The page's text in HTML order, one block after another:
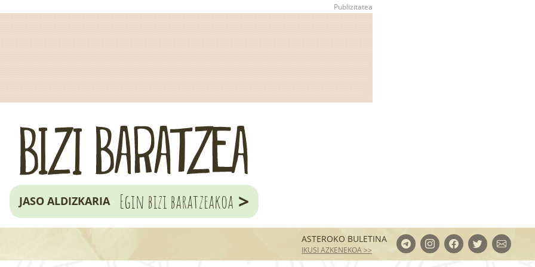
JASO ALDIZKARIA Egin bizi baratzeakoa >
ASTEROKO BULETINA
IKUSI AZKENEKOA >>